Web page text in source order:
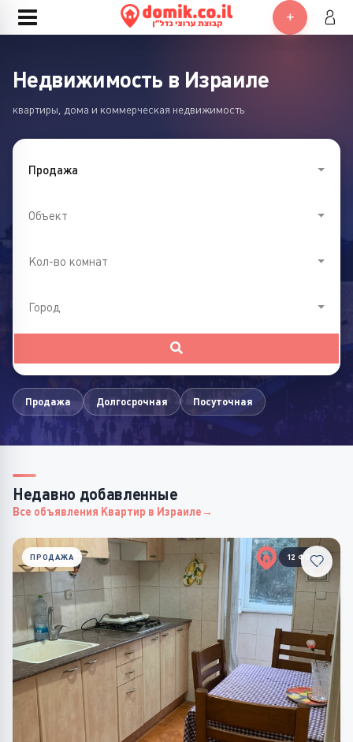
Недвижимость в Израиле
квартиры, дома и коммерческая недвижимость
Продажа
Объект
Кол-во комнат
Город
Продажа Долгосрочная Посуточная
Недавно добавленные
Все объявления Квартир в Израиле
12 ФОТО
ПРОДАЖА